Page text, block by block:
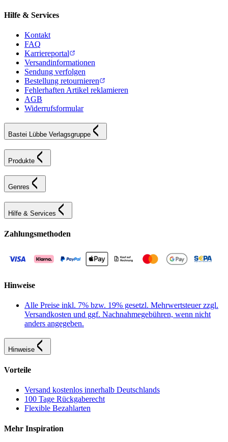
Hilfe & Services
Kontakt
FAQ
Karriereportal
Versandinformationen
Sendung verfolgen
Bestellung retournieren
Fehlerhaften Artikel reklamieren
AGB
Widerrufsformular
Bastei Lübbe Verlagsgruppe
Produkte
Genres
Hilfe & Services
Zahlungsmethoden
Hinweise
Alle Preise inkl. 7% bzw. 19% gesetzl. Mehrwertsteuer zzgl.
Versandkosten und ggf. Nachnahmegebühren, wenn nicht
anders angegeben.
Hinweise
Vorteile
Versand kostenlos innerhalb Deutschlands
100 Tage Rückgaberecht
Flexible Bezahlarten
Mehr Inspiration